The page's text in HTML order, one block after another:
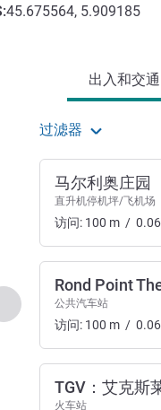
:45.675564, 5.909185
出入和交
过滤器
上一个 - 出入和交通
马尔利奥庄园
直升机停机坪/飞机场
访问: 100 m / 0.06
Rond Point
公共汽车站
访问: 100 m / 0.06
TGV：艾克斯
火车站